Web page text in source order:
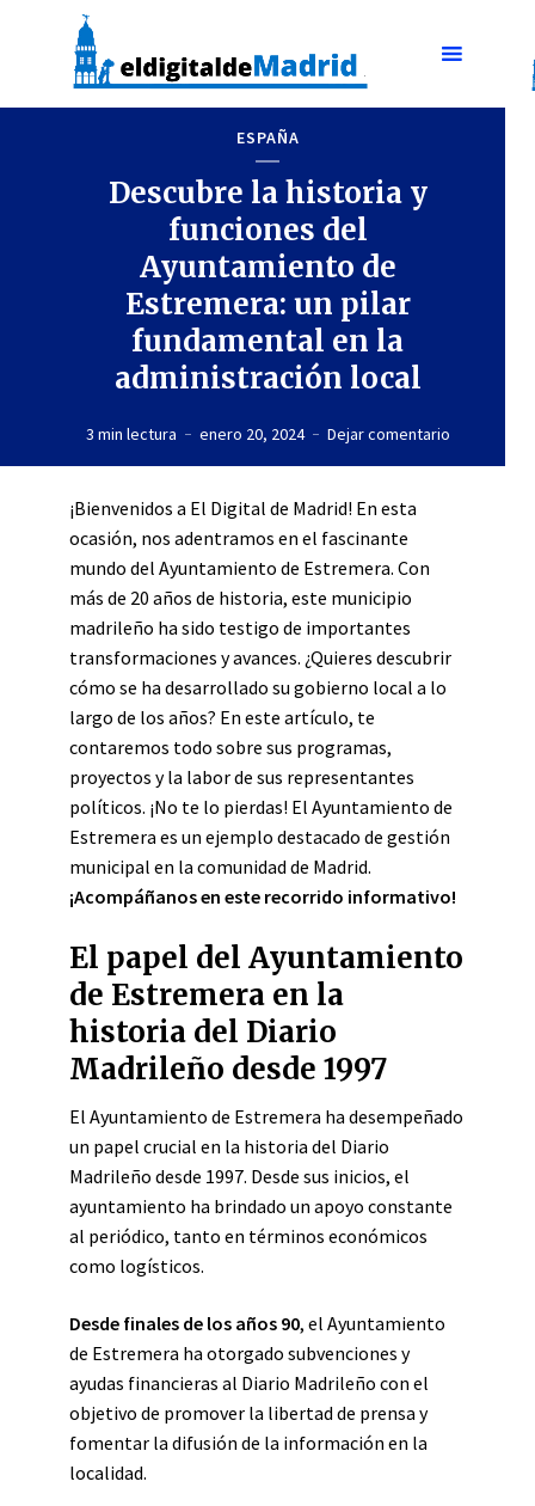
ESPAÑA
Descubre la historia y
funciones del
Ayuntamiento de
Estremera: un pilar
fundamental en la
administración local
3 min lectura enero 20, 2024 Dejar comentario
¡Bienvenidos a El Digital de Madrid! En esta
ocasión, nos adentramos en el fascinante
mundo del Ayuntamiento de Estremera. Con
más de 20 años de historia, este municipio
madrileño ha sido testigo de importantes
transformaciones y avances. ¿Quieres descubrir
cómo se ha desarrollado su gobierno local a lo
largo de los años? En este artículo, te
contaremos todo sobre sus programas,
proyectos y la labor de sus representantes
políticos. ¡No te lo pierdas! El Ayuntamiento de
Estremera es un ejemplo destacado de gestión
municipal en la comunidad de Madrid.
¡Acompáñanos en este recorrido informativo!
El papel del Ayuntamiento
de Estremera en la
historia del Diario
Madrileño desde 1997
El Ayuntamiento de Estremera ha desempeñado
un papel crucial en la historia del Diario
Madrileño desde 1997. Desde sus inicios, el
ayuntamiento ha brindado un apoyo constante
al periódico, tanto en términos económicos
como logísticos.
Desde finales de los años 90, el Ayuntamiento
de Estremera ha otorgado subvenciones y
ayudas financieras al Diario Madrileño con el
objetivo de promover la libertad de prensa y
fomentar la difusión de la información en la
localidad.